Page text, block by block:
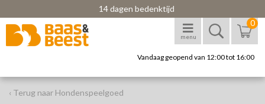
14 dagen bedenktijd
menu
0
Vandaag geopend van 12:00 tot 16:00
‹ Terug naar Hondenspeelgoed